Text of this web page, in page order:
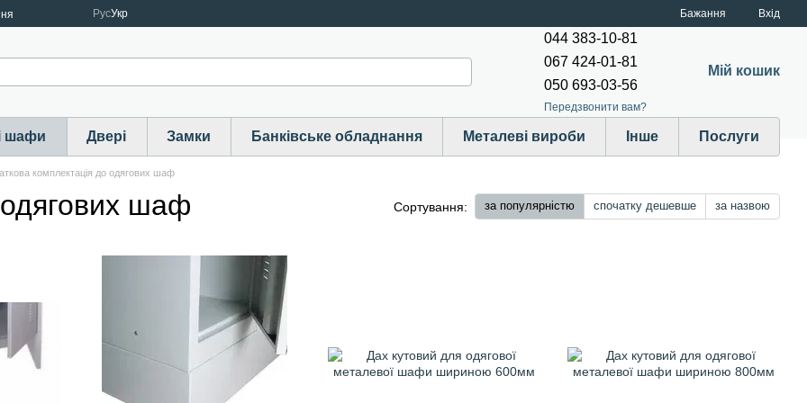
РусУкр Бажання Вхід
044 383-10-81
067 424-01-81
050 693-03-56
Передзвонити вам?
Мій кошик
шафи Двері Замки Банківське обладнання Металеві вироби Інше Послуги
комплектація до одягових шаф
шаф Сортування: за популярністю спочатку дешевше за назвою